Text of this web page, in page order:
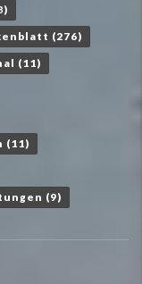
(276)
(11)
(11)
(9)